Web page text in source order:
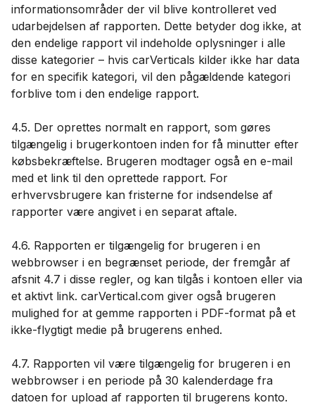
informationsområder der vil blive kontrolleret ved
udarbejdelsen af ​​rapporten. Dette betyder dog ikke, at
den endelige rapport vil indeholde oplysninger i alle
disse kategorier – hvis carVerticals kilder ikke har data
for en specifik kategori, vil den pågældende kategori
forblive tom i den endelige rapport.
4.5. Der oprettes normalt en rapport, som gøres
tilgængelig i brugerkontoen inden for få minutter efter
købsbekræftelse. Brugeren modtager også en e-mail
med et link til den oprettede rapport. For
erhvervsbrugere kan fristerne for indsendelse af
rapporter være angivet i en separat aftale.
4.6. Rapporten er tilgængelig for brugeren i en
webbrowser i en begrænset periode, der fremgår af
afsnit 4.7 i disse regler, og kan tilgås i kontoen eller via
et aktivt link. carVertical.com giver også brugeren
mulighed for at gemme rapporten i PDF-format på et
ikke-flygtigt medie på brugerens enhed.
4.7. Rapporten vil være tilgængelig for brugeren i en
webbrowser i en periode på 30 kalenderdage fra
datoen for upload af rapporten til brugerens konto.